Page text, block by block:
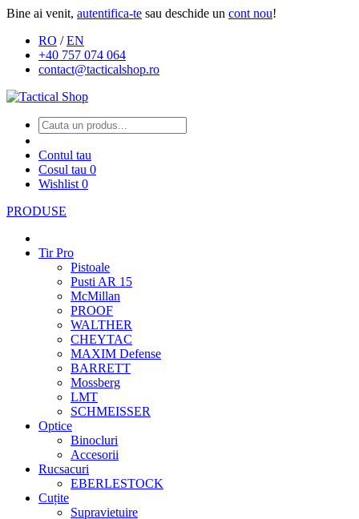
Bine ai venit, autentifica-te sau deschide un cont nou!
RO /EN
+40 757 074 064
contact@tacticalshop.ro
Contul tau
Cosul tau 0
Wishlist 0
PRODUSE
Tir Pro
Pistoale
Pusti AR 15
McMillan
PROOF
WALTHER
CHEYTAC
MAXIM Defense
BARRETT
Mossberg
LMT
SCHMEISSER
Optice
Binocluri
Accesorii
Rucsacuri
EBERLESTOCK
Cuțite
Supravietuire